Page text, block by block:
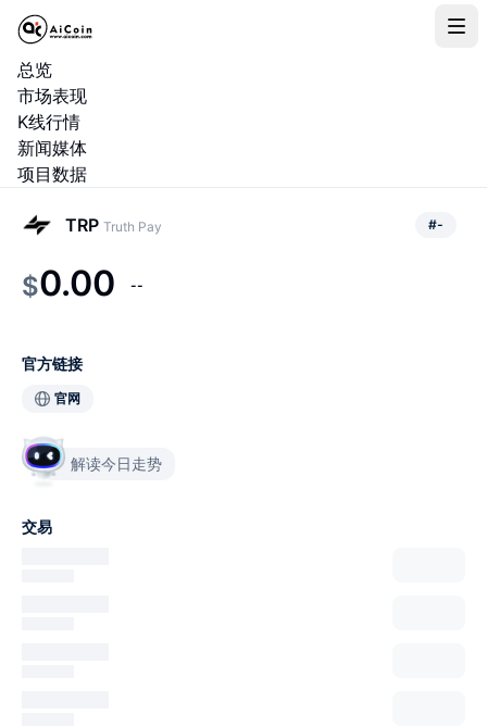
总览
市场表现
K线行情
新闻媒体
项目数据
TRP Truth Pay #-
$0.00 --
官方链接
官网
解读今日走势
交易